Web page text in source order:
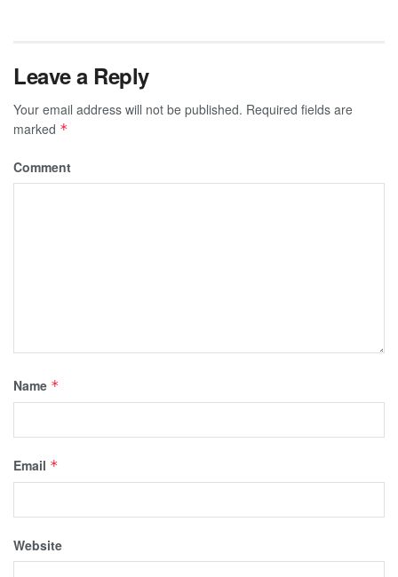
Leave a Reply
Your email address will not be published. Required fields are
marked *
Comment
Name *
Email *
Website